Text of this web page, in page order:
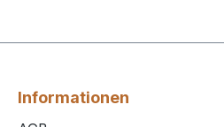
Informationen